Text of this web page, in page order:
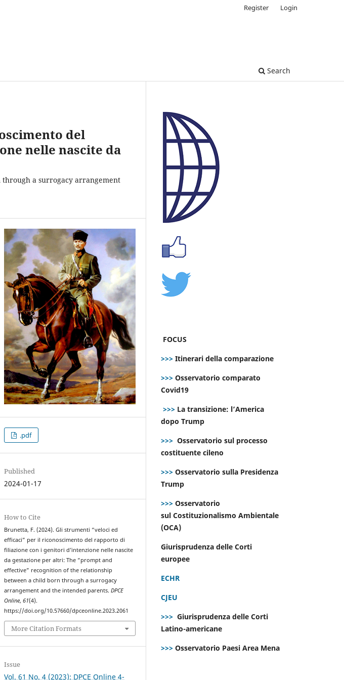
Search
Register Login
del
nelle nascite da
a surrogacy arrangement
.pdf
Published
2024-01-17
How to Cite
Brunetta, F. (2024). Gli strumenti “veloci ed
efficaci” per il riconoscimento del rapporto di
filiazione con i genitori d’intenzione nelle nascite
da gestazione per altri: The “prompt and
effective” recognition of the relationship
between a child born through a surrogacy
arrangement and the intended parents.DPCE
Online,61(4).
https://doi.org/10.57660/dpceonline.2023.2061
More Citation Formats
Issue
Vol. 61 No. 4 (2023): DPCE Online 4-
FOCUS
>>> Itinerari della comparazione
>>> Osservatorio comparato
Covid19
>>> La transizione: l’America
dopo Trump
>>> Osservatorio sul processo
costituente cileno
>>> Osservatorio sulla Presidenza
Trump
>>> Osservatorio
sul Costituzionalismo Ambientale
(OCA)
Giurisprudenza delle Corti
europee
ECHR
CJEU
>>> Giurisprudenza delle Corti
Latino-americane
>>> Osservatorio Paesi Area Mena